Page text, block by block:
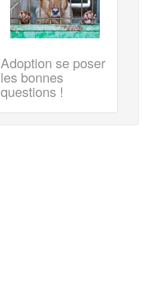
Adoption se poser
les bonnes
questions !